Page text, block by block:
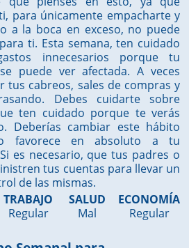
para únicamente empacharte y
a la boca en exceso, no puede
ti. Esta semana, ten cuidado
innecesarios porque tu
puede ver afectada. A veces
tus cabreos, sales de compras y
Debes cuidarte sobre
ten cuidado porque te verás
Deberías cambiar este hábito
favorece en absoluto a tu
es necesario, que tus padres o
tus cuentas para llevar un
de las mismas.
TRABAJO
Regular
SALUD
Mal
ECONOMÍA
Regular